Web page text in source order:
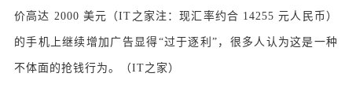
价高达 2000 美元（IT之家注：现汇率约合 14255 元人民币）
的手机上继续增加广告显得“过于逐利”，很多人认为这是一种
不体面的抢钱行为。（IT之家）